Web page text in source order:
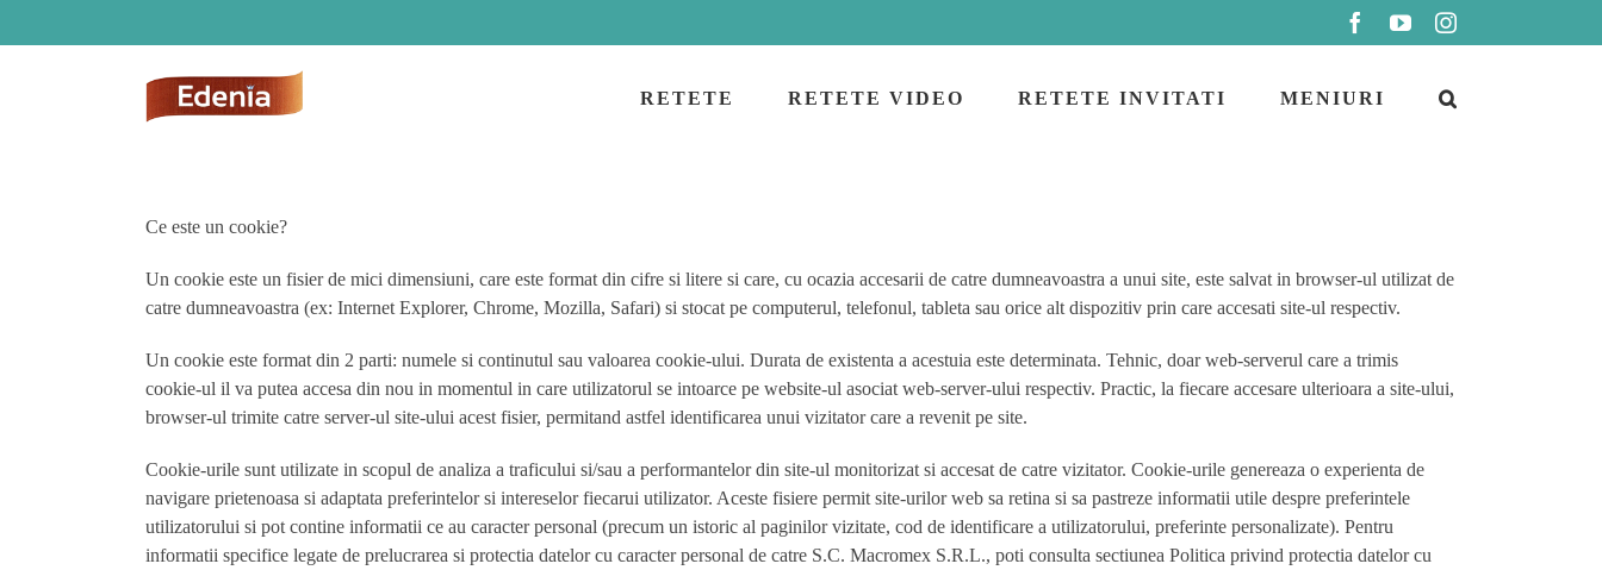
to
Facebook
YouTubeInstagram
RETETE RETETE VIDEO RETETE INVITATI MENIURI
Ce este un cookie?
Un cookie este un fisier de mici dimensiuni, care este format din cifre si litere si care, cu ocazia accesarii de catre dumneavoastra a unui site, este salvat in browser-ul utilizat de
catre dumneavoastra (ex: Internet Explorer, Chrome, Mozilla, Safari) si stocat pe computerul, telefonul, tableta sau orice alt dispozitiv prin care accesati site-ul respectiv.
Un cookie este format din 2 parti: numele si continutul sau valoarea cookie-ului. Durata de existenta a acestuia este determinata. Tehnic, doar web-serverul care a trimis
cookie-ul il va putea accesa din nou in momentul in care utilizatorul se intoarce pe website-ul asociat web-server-ului respectiv. Practic, la fiecare accesare ulterioara a site-ului,
browser-ul trimite catre server-ul site-ului acest fisier, permitand astfel identificarea unui vizitator care a revenit pe site.
Cookie-urile sunt utilizate in scopul de analiza a traficului si/sau a performantelor din site-ul monitorizat si accesat de catre vizitator. Cookie-urile genereaza o experienta de
navigare prietenoasa si adaptata preferintelor si intereselor fiecarui utilizator. Aceste fisiere permit site-urilor web sa retina si sa pastreze informatii utile despre preferintele
utilizatorului si pot contine informatii ce au caracter personal (precum un istoric al paginilor vizitate, cod de identificare a utilizatorului, preferinte personalizate). Pentru
informatii specifice legate de prelucrarea si protectia datelor cu caracter personal de catre S.C. Macromex S.R.L., poti consulta sectiunea Politica privind protectia datelor cu